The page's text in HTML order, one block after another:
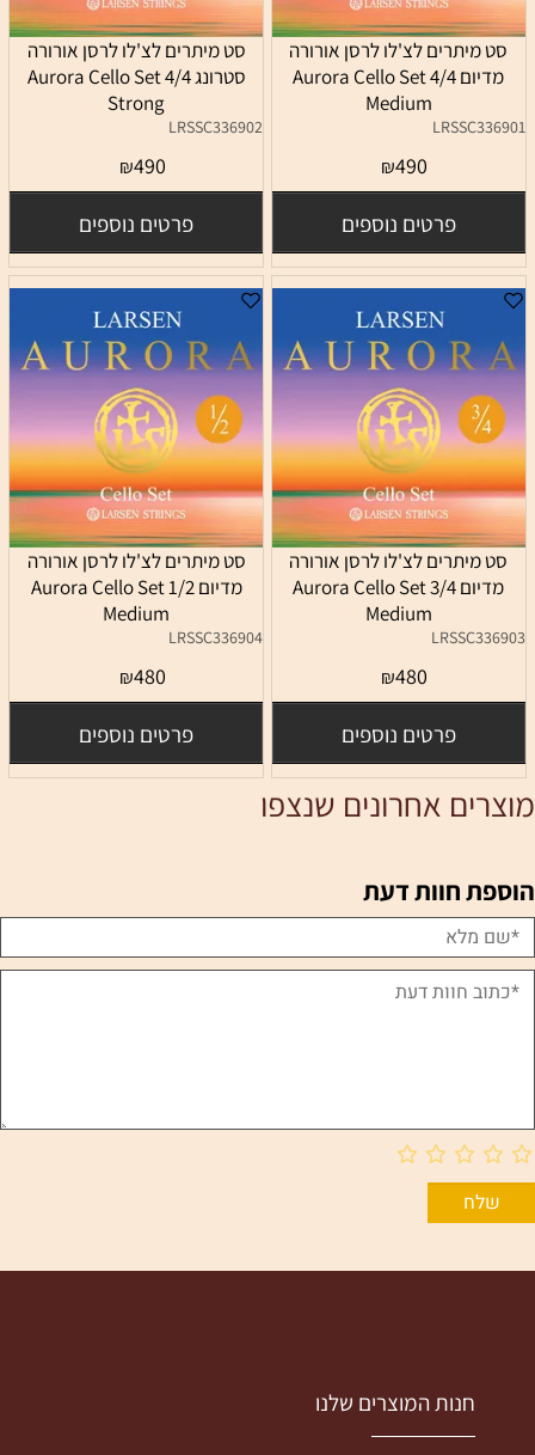
סט מיתרים לצ'לו לרסן אורורה
מדיום 4/4 Aurora Cello Set
Medium
LRSSC336901
₪490
פרטים נוספים
סט מיתרים לצ'לו לרסן אורורה
סטרונג 4/4 Aurora Cello Set
Strong
LRSSC336902
₪490
פרטים נוספים
סט מיתרים לצ'לו לרסן אורורה
מדיום 3/4 Aurora Cello Set
Medium
LRSSC336903
₪480
פרטים נוספים
סט מיתרים לצ'לו לרסן אורורה
מדיום 1/2 Aurora Cello Set
Medium
LRSSC336904
₪480
פרטים נוספים
מוצרים אחרונים שנצפו
הוספת חוות דעת
חנות המוצרים שלנו